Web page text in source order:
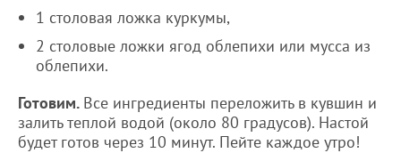
1 столовая ложка куркумы,
2 столовые ложки ягод облепихи или мусса из
облепихи.
Готовим. Все ингредиенты переложить в кувшин и
залить теплой водой (около 80 градусов). Настой
будет готов через 10 минут. Пейте каждое утро!